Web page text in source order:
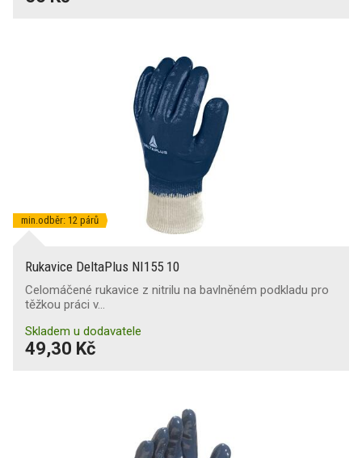
min.odběr: 12 párů
Rukavice DeltaPlus NI155 10
Celomáčené rukavice z nitrilu na bavlněném podkladu pro
těžkou práci v…
Skladem u dodavatele
49,30 Kč